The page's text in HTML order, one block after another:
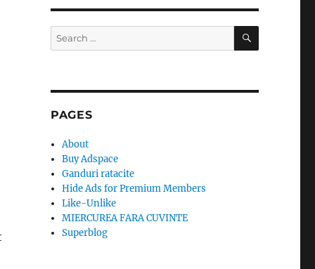
Search
for:
SEARCH
PAGES
About
Buy Adspace
Ganduri ratacite
Hide Ads for Premium Members
Like-Unlike
MIERCUREA FARA CUVINTE
Superblog